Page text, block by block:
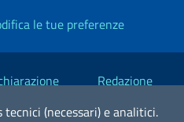
(necessari) e analitici.
le tue preferenze
Redazione